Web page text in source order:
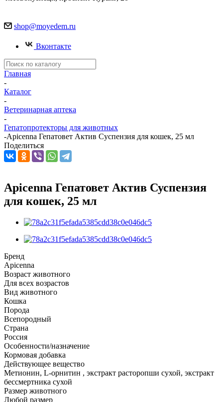
shop@moyedem.ru
Вконтакте
Главная
-
Каталог
-
Ветеринарная аптека
-
Гепатопротекторы для животных
-Apicenna Гепатовет Актив Суспензия для кошек, 25 мл
Поделиться
Apicenna Гепатовет Актив Суспензия
для кошек, 25 мл
Бренд
Apicenna
Возраст животного
Для всех возрастов
Вид животного
Кошка
Порода
Всепородный
Страна
Россия
Особенности/назначение
Кормовая добавка
Действующее вещество
Метионин, L-орнитин , экстракт расторопши сухой, экстракт
бессмертника сухой
Размер животного
Любой размер